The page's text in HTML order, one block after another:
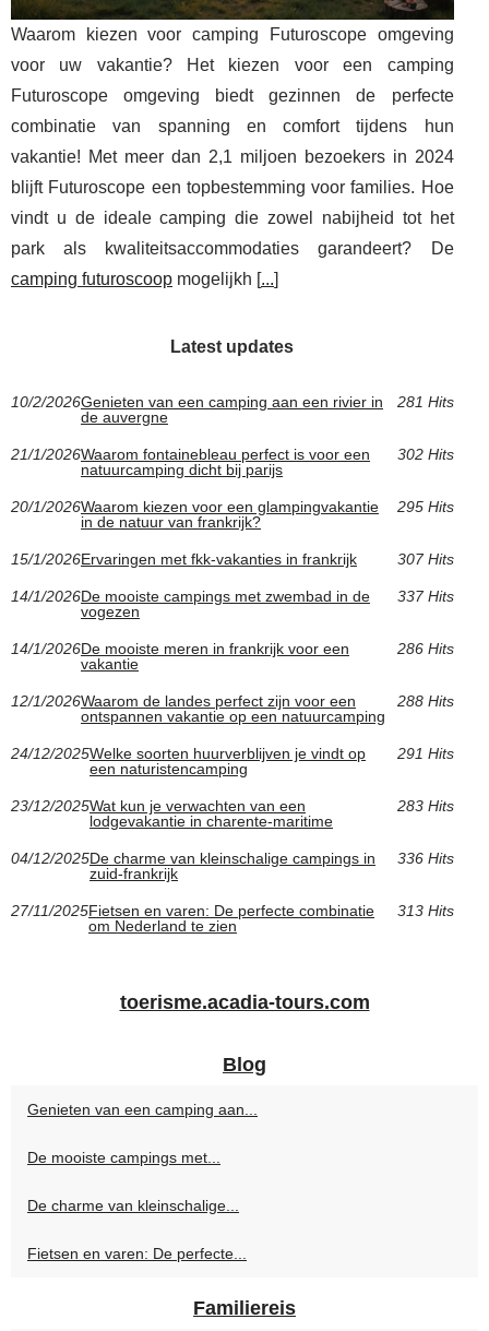
Waarom kiezen voor camping Futuroscope omgeving
voor uw vakantie? Het kiezen voor een camping
Futuroscope omgeving biedt gezinnen de perfecte
combinatie van spanning en comfort tijdens hun
vakantie! Met meer dan 2,1 miljoen bezoekers in 2024
blijft Futuroscope een topbestemming voor families. Hoe
vindt u de ideale camping die zowel nabijheid tot het
park als kwaliteitsaccommodaties garandeert? De
camping futuroscoop mogelijkh [ ...
Latest updates
10/2/2026Genieten van een camping aan een rivier in
de auvergne
281 Hits
21/1/2026Waarom fontainebleau perfect is voor een
natuurcamping dicht bij parijs
302 Hits
20/1/2026Waarom kiezen voor een glampingvakantie
in de natuur van frankrijk?
295 Hits
15/1/2026Ervaringen met fkk-vakanties in frankrijk 307 Hits
14/1/2026De mooiste campings met zwembad in de
vogezen
337 Hits
14/1/2026De mooiste meren in frankrijk voor een
vakantie
286 Hits
12/1/2026Waarom de landes perfect zijn voor een
ontspannen vakantie op een natuurcamping
288 Hits
24/12/2025Welke soorten huurverblijven je vindt op
een naturistencamping
291 Hits
23/12/2025Wat kun je verwachten van een
lodgevakantie in charente-maritime
283 Hits
04/12/2025De charme van kleinschalige campings in
zuid-frankrijk
336 Hits
27/11/2025Fietsen en varen: De perfecte combinatie
om Nederland te zien
313 Hits
toerisme.acadia-tours.com
Blog
Genieten van een camping aan...
De mooiste campings met...
De charme van kleinschalige...
Fietsen en varen: De perfecte...
Familiereis